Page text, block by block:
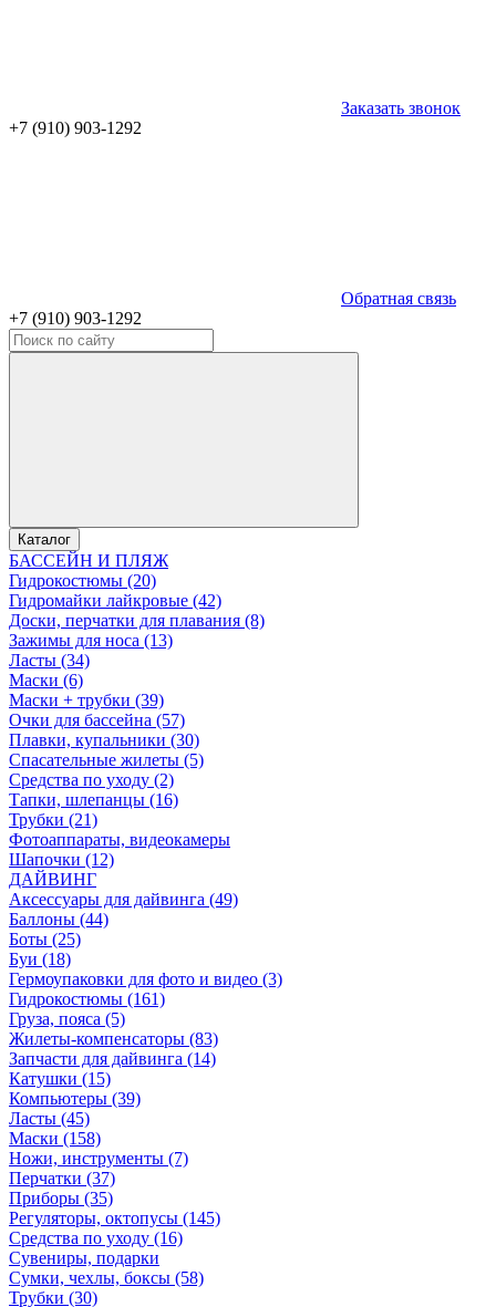
Заказать звонок
+7 (910) 903-1292
Обратная связь
+7 (910) 903-1292
Каталог
БАССЕЙН И ПЛЯЖ
Гидрокостюмы (20)
Гидромайки лайкровые (42)
Доски, перчатки для плавания (8)
Зажимы для носа (13)
Ласты (34)
Маски (6)
Маски + трубки (39)
Очки для бассейна (57)
Плавки, купальники (30)
Спасательные жилеты (5)
Средства по уходу (2)
Тапки, шлепанцы (16)
Трубки (21)
Фотоаппараты, видеокамеры
Шапочки (12)
ДАЙВИНГ
Аксессуары для дайвинга (49)
Баллоны (44)
Боты (25)
Буи (18)
Гермоупаковки для фото и видео (3)
Гидрокостюмы (161)
Груза, пояса (5)
Жилеты-компенсаторы (83)
Запчасти для дайвинга (14)
Катушки (15)
Компьютеры (39)
Ласты (45)
Маски (158)
Ножи, инструменты (7)
Перчатки (37)
Приборы (35)
Регуляторы, октопусы (145)
Средства по уходу (16)
Сувениры, подарки
Сумки, чехлы, боксы (58)
Трубки (30)